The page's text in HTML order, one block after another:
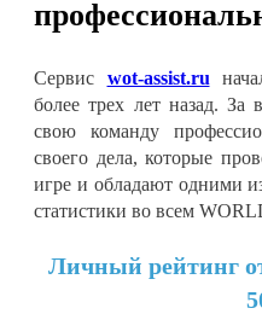
Сервис wot-assist.ru
более трех лет назад. За
свою команду
своего дела, которые
игре и обладают одними
статистики во всем
Личный рейтинг